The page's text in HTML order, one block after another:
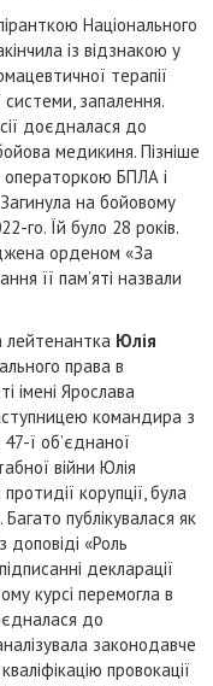
Національного
із відзнакою у
терапії
системи, запалення.
доєдналася до
медикиня. Пізніше
операторкою БПЛА і
на бойовому
го. Їй було 28 років.
орденом «За
її пам’яті назвали
лейтенантка Юлія
права в
імені Ярослава
командира з
ї об’єднаної
війни Юлія
корупції, була
публікувалася як
«Роль
декларації
курсі перемогла в
до
законодавче
провокації